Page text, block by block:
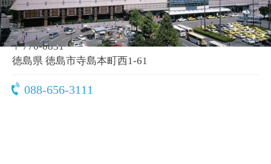
観光名所が近い
〒770-0831
徳島県 徳島市寺島本町西1-61
088-656-3111